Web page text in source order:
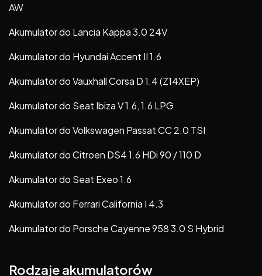
AW
Akumulator do Lancia Kappa 3.0 24V
Akumulator do Hyundai Accent II 1.6
Akumulator do Vauxhall Corsa D 1.4 (Z14XEP)
Akumulator do Seat Ibiza V 1.6, 1.6 LPG
Akumulator do Volkswagen Passat CC 2.0 TSI
Akumulator do Citroen DS4 1.6 HDi 90 / 110 D
Akumulator do Seat Exeo 1.6
Akumulator do Ferrari California I 4.3
Akumulator do Porsche Cayenne 958 3.0 S Hybrid
Rodzaje akumulatorów